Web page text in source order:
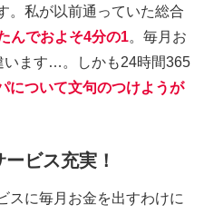
。私が以前通っていた総合
んでおよそ4分の1。毎月お
います…。しかも24時間365
について文句のつけようが
ビス充実！
スに毎月お金を出すわけに